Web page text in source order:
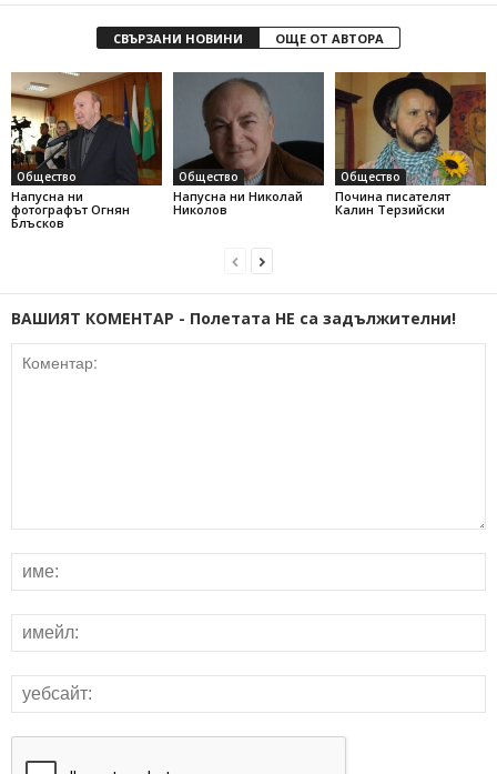
СВЪРЗАНИ НОВИНИ ОЩЕ ОТ АВТОРА
Общество
Напусна ни
фотографът Огнян
Блъсков
Общество
Напусна ни Николай
Николов
Общество
Почина писателят
Калин Терзийски
ВАШИЯТ КОМЕНТАР - Полетата НЕ са задължителни!